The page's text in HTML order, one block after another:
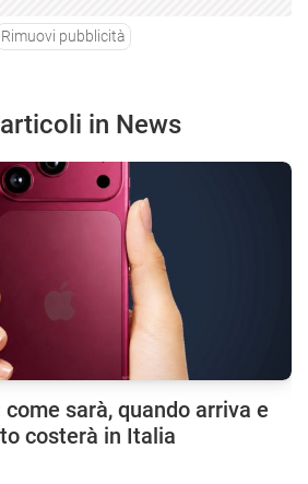
Rimuovi pubblicità
in News
sarà, quando arriva e
costerà in Italia